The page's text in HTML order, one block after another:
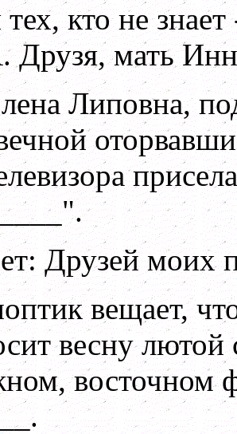
кто не
Друзя, мать
Липовна,
Друзей моих
вещает,
весну лютой
восточном